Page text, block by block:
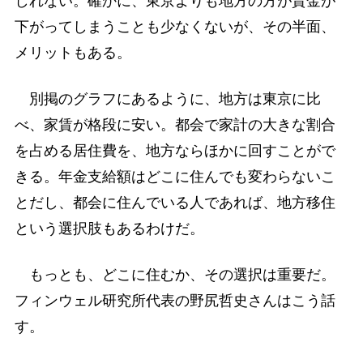
下がってしまうことも少なくないが、その半面、
メリットもある。
別掲のグラフにあるように、地方は東京に比
べ、家賃が格段に安い。都会で家計の大きな割合
を占める居住費を、地方ならほかに回すことがで
きる。年金支給額はどこに住んでも変わらないこ
とだし、都会に住んでいる人であれば、地方移住
という選択肢もあるわけだ。
もっとも、どこに住むか、その選択は重要だ。
フィンウェル研究所代表の野尻哲史さんはこう話
す。